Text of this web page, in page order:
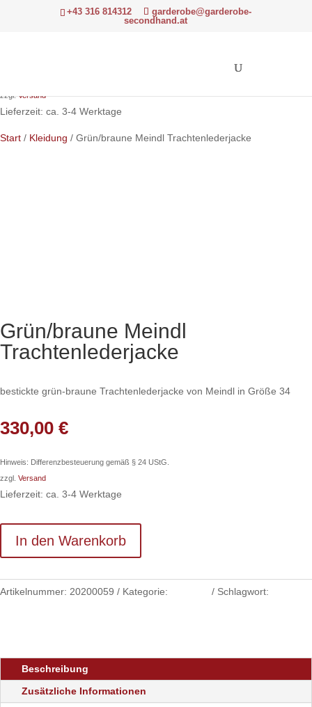
+43 316 814312
garderobe@garderobe-
secondhand.at
zzgl.Versand
Lieferzeit: ca. 3-4 Werktage
Start / Kleidung / Grün/braune Meindl Trachtenlederjacke
Grün/braune Meindl
Trachtenlederjacke
bestickte grün-braune Trachtenlederjacke von Meindl in Größe 34
330,00 €
Hinweis: Differenzbesteuerung gemäß § 24 UStG.
zzgl. Versand
Lieferzeit: ca. 3-4 Werktage
In den Warenkorb
Artikelnummer: 20200059 Kategorie:
Schlagwort:
Beschreibung
Zusätzliche Informationen